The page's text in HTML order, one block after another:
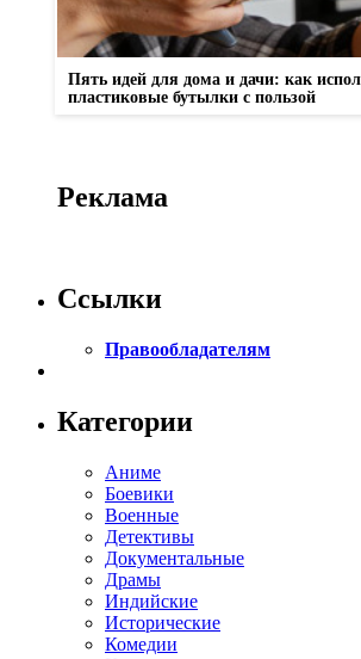
Пять идей для дома и дачи: как
пластиковые бутылки с пользой
Реклама
Ссылки
Правообладателям
Категории
Аниме
Боевики
Военные
Детективы
Документальные
Драмы
Индийские
Исторические
Комедии